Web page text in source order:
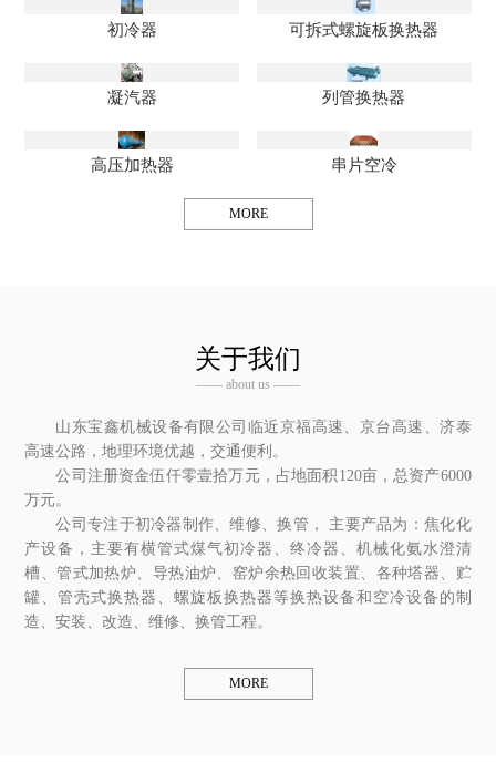
初冷器 可拆式螺旋板换热器
凝汽器 列管换热器
高压加热器 串片空冷
MORE
关于我们
—— about us ——
山东宝鑫机械设备有限公司临近京福高速、京台高速、济泰
高速公路，地理环境优越，交通便利。
公司注册资金伍仟零壹拾万元，占地面积120亩，总资产6000
万元。
公司专注于初冷器制作、维修、换管， 主要产品为：焦化化
产设备，主要有横管式煤气初冷器、终冷器、机械化氨水澄清
槽、管式加热炉、导热油炉、窑炉余热回收装置、各种塔器、贮
罐、管壳式换热器、螺旋板换热器等换热设备和空冷设备的制
造、安装、改造、维修、换管工程。
MORE